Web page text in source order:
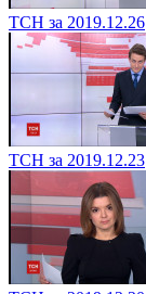
ТСН за 2019.12.26
ТСН за 2019.12.23